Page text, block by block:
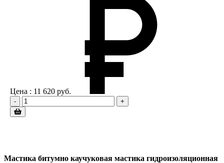
Цена : 11 620 руб.
- +
Мастика битумно каучуковая мастика гидроизоляционная